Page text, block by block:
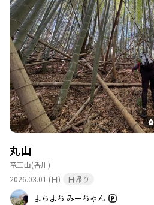
丸山
竜王山(香川)
2026.03.01 (日)
日帰り
よちよち みーちゃん